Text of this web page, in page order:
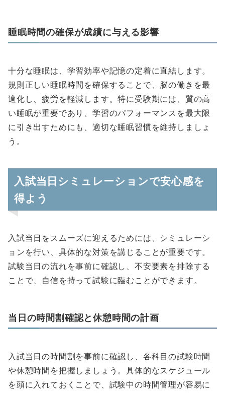
睡眠時間の確保が成績に与える影響
十分な睡眠は、学習効率や記憶の定着に直結します。
規則正しい睡眠時間を確保することで、脳の働きを最
適化し、疲労を軽減します。特に受験期には、質の高
い睡眠が重要であり、学習のパフォーマンスを最大限
に引き出すためにも、適切な睡眠習慣を維持しましょ
う。
入試当日シミュレーションで安心感を
得よう
入試当日をスムーズに迎えるためには、シミュレーシ
ョンを行い、具体的な対策を講じることが重要です。
試験当日の流れを事前に確認し、不安要素を排除する
ことで、自信を持って試験に臨むことができます。
当日の時間割確認と休憩時間の計画
入試当日の時間割を事前に確認し、各科目の試験時間
や休憩時間を把握しましょう。具体的なスケジュール
を頭に入れておくことで、試験中の時間管理が容易に